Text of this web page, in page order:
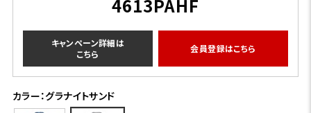
4613PAHF
キャンペーン詳細は
こちら
会員登録はこちら
カラー：グラナイトサンド